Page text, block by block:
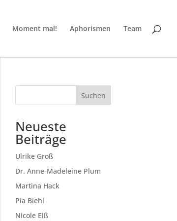
Moment mal! Aphorismen Team
Suchen
Neueste
Beiträge
Ulrike Groß
Dr. Anne-Madeleine Plum
Martina Hack
Pia Biehl
Nicole Elß